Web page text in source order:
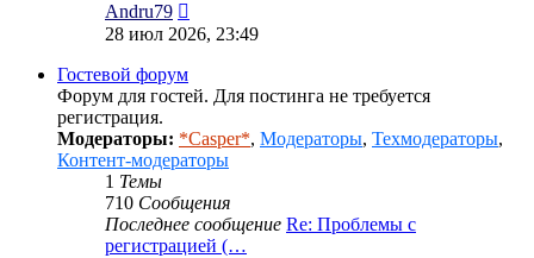
Andru79
к
28 июл 2026, 23:49
Гостевой форум
Форум для гостей. Для постинга не требуется
регистрация.
Модераторы: *Casper*, Модераторы, Техмодераторы,
Контент-модераторы
1 Темы
710 Сообщения
Последнее сообщение Re: Проблемы с
регистрацией (…